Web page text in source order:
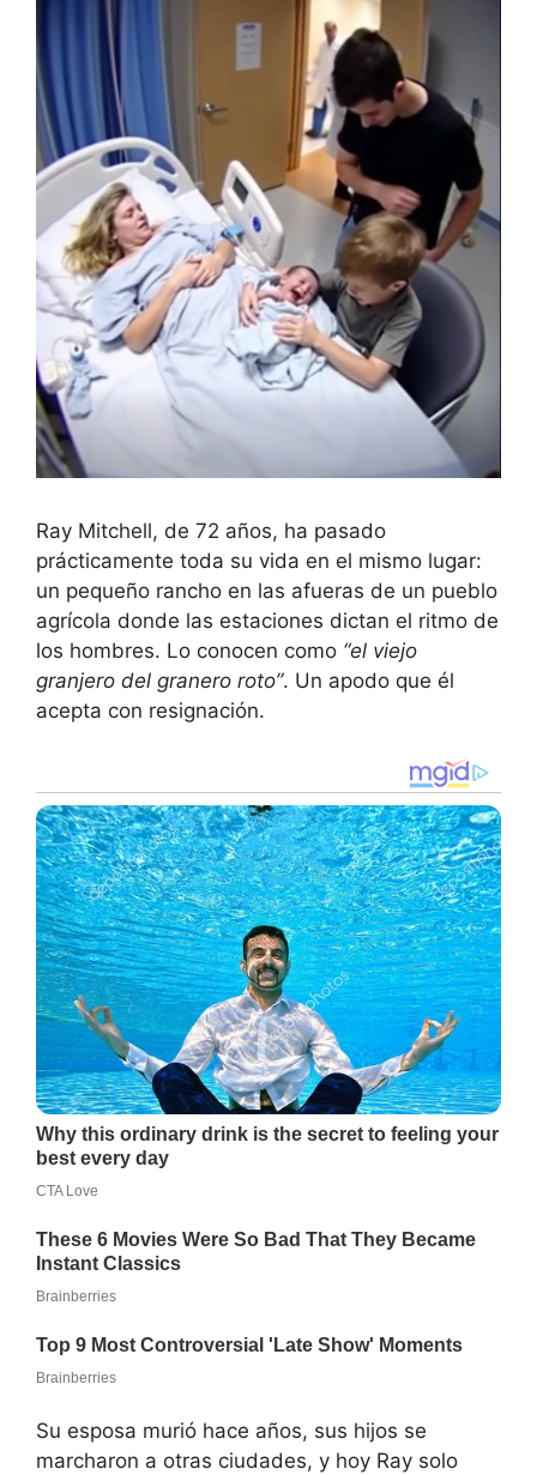
Ray Mitchell, de 72 años, ha pasado
prácticamente toda su vida en el mismo lugar:
un pequeño rancho en las afueras de un pueblo
agrícola donde las estaciones dictan el ritmo de
los hombres. Lo conocen como “el viejo
granjero del granero roto”. Un apodo que él
acepta con resignación.
Su esposa murió hace años, sus hijos se
marcharon a otras ciudades, y hoy Ray solo